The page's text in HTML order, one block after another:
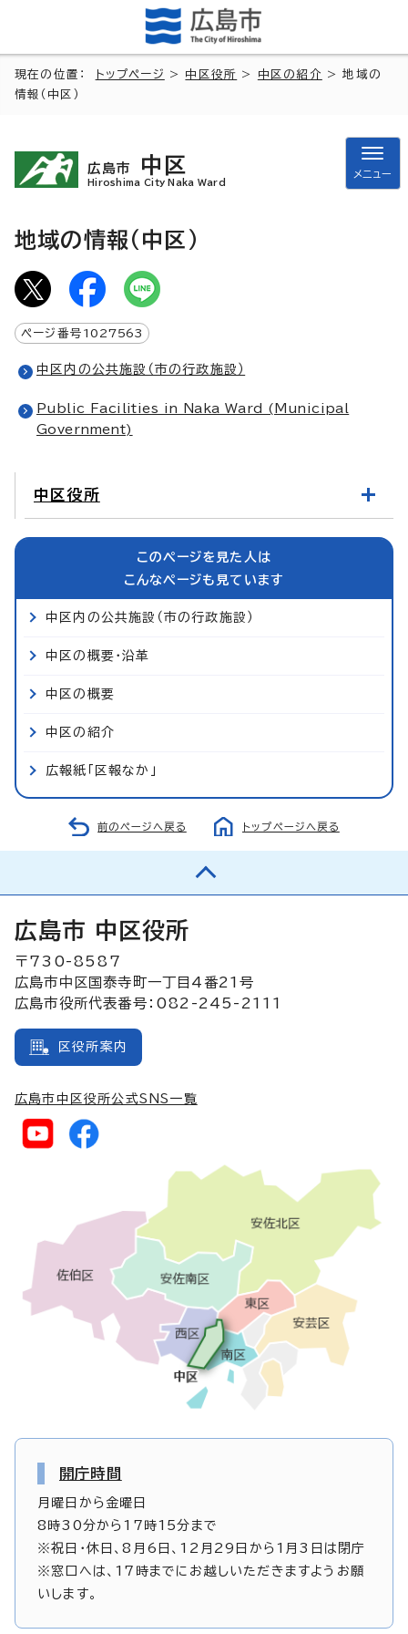
現在の位置： トップページ > 中区役所 > 中区の紹介
> 地域の
情報（中区）
広島市 中区
Hiroshima City Naka Ward
メニュー
地域の情報（中区）
ページ番号 1027563
中区内の公共施設（市の行政施設）
Public Facilities in Naka Ward (Municipal
Government)
中区役所
このページを見た人は
こんなページも見ています
中区内の公共施設（市の行政施設）
中区の概要・沿革
中区の概要
中区の紹介
広報紙「区報なか」
前のページへ戻る トップページへ戻る
広島市 中区役所
〒730-8587
広島市中区国泰寺町一丁目4番21号
広島市役所代表番号：082-245-2111
区役所案内
広島市中区役所公式SNS一覧
開庁時間
月曜日から金曜日
8時30分から17時15分まで
※祝日・休日、8月6日、12月29日から1月3日は閉庁
※窓口へは、17時までにお越しいただきますようお願
いします。